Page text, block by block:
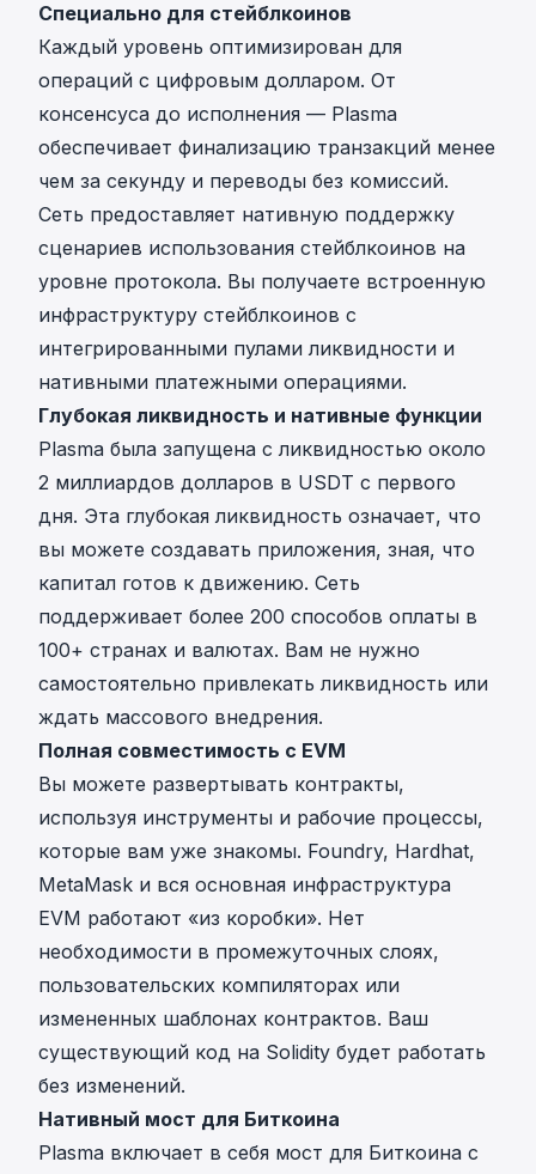
Специально для стейблкоинов
Каждый уровень оптимизирован для
операций с цифровым долларом. От
консенсуса до исполнения — Plasma
обеспечивает финализацию транзакций менее
чем за секунду и переводы без комиссий.
Сеть предоставляет нативную поддержку
сценариев использования стейблкоинов на
уровне протокола. Вы получаете встроенную
инфраструктуру стейблкоинов с
интегрированными пулами ликвидности и
нативными платежными операциями.
Глубокая ликвидность и нативные функции
Plasma была запущена с ликвидностью около
2 миллиардов долларов в USDT с первого
дня. Эта глубокая ликвидность означает, что
вы можете создавать приложения, зная, что
капитал готов к движению. Сеть
поддерживает более 200 способов оплаты в
100+ странах и валютах. Вам не нужно
самостоятельно привлекать ликвидность или
ждать массового внедрения.
Полная совместимость с EVM
Вы можете развертывать контракты,
используя инструменты и рабочие процессы,
которые вам уже знакомы. Foundry, Hardhat,
MetaMask и вся основная инфраструктура
EVM работают «из коробки». Нет
необходимости в промежуточных слоях,
пользовательских компиляторах или
измененных шаблонах контрактов. Ваш
существующий код на Solidity будет работать
без изменений.
Нативный мост для Биткоина
Plasma включает в себя мост для Биткоина с